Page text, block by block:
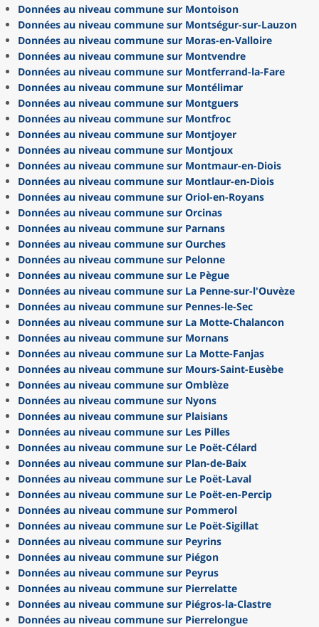
Données au niveau commune sur Montoison
Données au niveau commune sur Montségur-sur-Lauzon
Données au niveau commune sur Moras-en-Valloire
Données au niveau commune sur Montvendre
Données au niveau commune sur Montferrand-la-Fare
Données au niveau commune sur Montélimar
Données au niveau commune sur Montguers
Données au niveau commune sur Montfroc
Données au niveau commune sur Montjoyer
Données au niveau commune sur Montjoux
Données au niveau commune sur Montmaur-en-Diois
Données au niveau commune sur Montlaur-en-Diois
Données au niveau commune sur Oriol-en-Royans
Données au niveau commune sur Orcinas
Données au niveau commune sur Parnans
Données au niveau commune sur Ourches
Données au niveau commune sur Pelonne
Données au niveau commune sur Le Pègue
Données au niveau commune sur La Penne-sur-l'Ouvèze
Données au niveau commune sur Pennes-le-Sec
Données au niveau commune sur La Motte-Chalancon
Données au niveau commune sur Mornans
Données au niveau commune sur La Motte-Fanjas
Données au niveau commune sur Mours-Saint-Eusèbe
Données au niveau commune sur Omblèze
Données au niveau commune sur Nyons
Données au niveau commune sur Plaisians
Données au niveau commune sur Les Pilles
Données au niveau commune sur Le Poët-Célard
Données au niveau commune sur Plan-de-Baix
Données au niveau commune sur Le Poët-Laval
Données au niveau commune sur Le Poët-en-Percip
Données au niveau commune sur Pommerol
Données au niveau commune sur Le Poët-Sigillat
Données au niveau commune sur Peyrins
Données au niveau commune sur Piégon
Données au niveau commune sur Peyrus
Données au niveau commune sur Pierrelatte
Données au niveau commune sur Piégros-la-Clastre
Données au niveau commune sur Pierrelongue